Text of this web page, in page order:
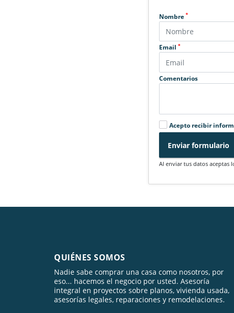
Nombre*
Email*
Comentarios
Acepto recibir
Enviar formulario
Al enviar tus datos aceptas
QUIÉNES SOMOS
Nadie sabe comprar una casa como nosotros, por
eso... hacemos el negocio por usted. Asesoría
integral en proyectos sobre planos, vivienda usada,
asesorías legales, reparaciones y remodelaciones.